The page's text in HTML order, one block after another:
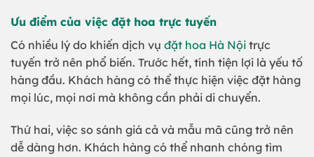
Ưu điểm của việc đặt hoa trực tuyến
Có nhiều lý do khiến dịch vụ đặt hoa Hà Nội trực
tuyến trở nên phổ biến. Trước hết, tính tiện lợi là yếu tố
hàng đầu. Khách hàng có thể thực hiện việc đặt hàng
mọi lúc, mọi nơi mà không cần phải di chuyển.
Thứ hai, việc so sánh giá cả và mẫu mã cũng trở nên
dễ dàng hơn. Khách hàng có thể nhanh chóng tìm